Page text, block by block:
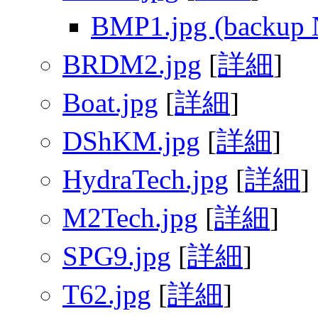
BMP1.jpg (backup
BRDM2.jpg [詳細]
Boat.jpg [詳細]
DShKM.jpg [詳細]
HydraTech.jpg [詳細]
M2Tech.jpg [詳細]
SPG9.jpg [詳細]
T62.jpg [詳細]